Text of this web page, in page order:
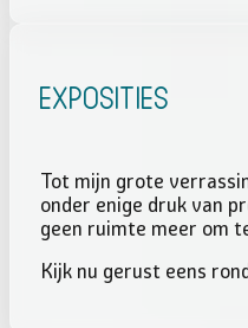
Exposities
Tot mijn grote
onder enige druk van
geen ruimte meer om
Kijk nu gerust eens